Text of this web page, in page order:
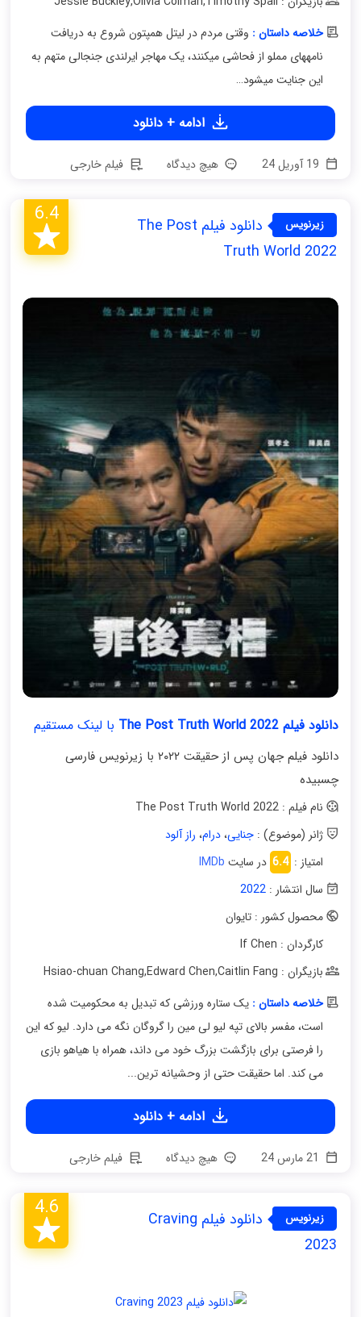
خلاصه داستان : وقتی مردم در لیتل همپتون شروع به دریافت
نامههای مملو از فحاشی میکنند، یک مهاجر ایرلندی جنجالی متهم به
این جنایت میشود…
ادامه + دانلود
هیچ دیدگاه فیلم خارجی
زیرنویس
فارسی
دانلود فیلم The Post
Truth World 2022
6.4
دانلود فیلم The Post Truth World 2022 با لینک مستقیم
دانلود فیلم جهان پس از حقیقت ۲۰۲۲ با زیرنویس فارسی
چسبیده
نام فیلم : The Post Truth World 2022
ژانر (موضوع) :جنایی،درام، راز آلود
امتیاز : 6.4 در سایت IMDb
سال انتشار :2022
محصول کشور : تایوان
کارگردان : If Chen
بازیگران : Hsiao-chuan Chang
,Edward Chen,Caitlin Fang
خلاصه داستان :یک ستاره ورزشی که تبدیل به محکومیت شده
است، مفسر بالای تپه لیو لی مین را گروگان نگه می دارد. لیو که این
را فرصتی برای بازگشت بزرگ خود می داند، همراه با هیاهو بازی
می کند. اما حقیقت حتی از وحشیانه ترین...
ادامه + دانلود
هیچ دیدگاه فیلم خارجی
زیرنویس
فارسی
دانلود فیلم Craving
2023
4.6